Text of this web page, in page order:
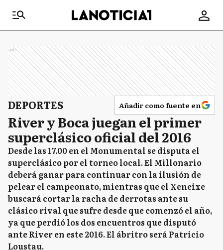
Ads
DEPORTES Añadir como fuente en
River y Boca juegan el primer
superclásico oficial del 2016
Desde las 17.00 en el Monumental se disputa el
superclásico por el torneo local. El Millonario
deberá ganar para continuar con la ilusión de
pelear el campeonato, mientras que el Xeneixe
buscará cortar la racha de derrotas ante su
clásico rival que sufre desde que comenzó el año,
ya que perdió los dos encuentros que disputó
ante River en este 2016. El ábritro será Patricio
Loustau.